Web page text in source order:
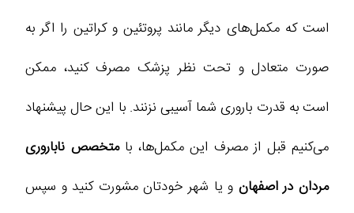
است که مکمل‌های دیگر مانند پروتئین و کراتین را اگر به
صورت متعادل و تحت نظر پزشک مصرف کنید، ممکن
است به قدرت باروری شما آسیبی نزنند. با این حال پیشنهاد
می‌کنیم قبل از مصرف این مکمل‌ها، بامتخصص ناباروری
مردان در اصفهان و یا شهر خودتان مشورت کنید و سپس